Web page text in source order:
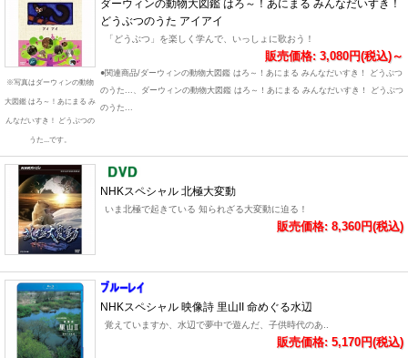
※写真はダーウィンの動物
大図鑑 はろ～！あにまる み
んなだいすき！ どうぶつの
うた...です。
ダーウィンの動物大図鑑 はろ～！あにまる みんなだいすき！
どうぶつのうた アイアイ
「どうぶつ」を楽しく学んで、いっしょに歌おう！
販売価格: 3,080円(税込)～
●関連商品/ダーウィンの動物大図鑑 はろ～！あにまる みんなだいすき！ どうぶつ
のうた...、ダーウィンの動物大図鑑 はろ～！あにまる みんなだいすき！ どうぶつ
のうた...
NHKスペシャル 北極大変動
いま北極で起きている 知られざる大変動に迫る！
販売価格: 8,360円(税込)
NHKスペシャル 映像詩 里山II 命めぐる水辺
覚えていますか、水辺で夢中で遊んだ、子供時代のあ..
販売価格: 5,170円(税込)